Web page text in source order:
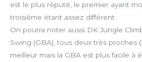
est le plus réputé, le premier ayant
troisième étant assez différent.
On pourra noter aussi DK Jungle
Swing (GBA), tous deux très proches
meilleur mais la GBA est plus facile à